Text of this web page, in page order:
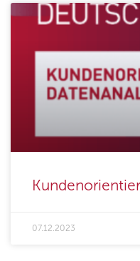
07.12.2023